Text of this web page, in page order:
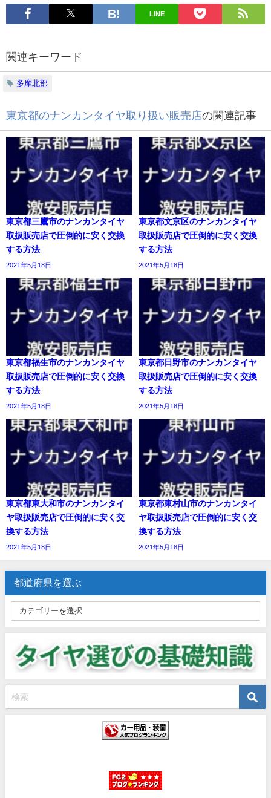
LINE
関連キーワード
多摩北部
東京都のナンカンタイヤ取り扱い販売店の関連記事
東京都三鷹市のナンカンタイヤ
取扱販売店で圧倒的に安く交換
する方法
2021年5月18日
東京都文京区のナンカンタイヤ
取扱販売店で圧倒的に安く交換
する方法
2021年5月18日
東京都福生市のナンカンタイヤ
取扱販売店で圧倒的に安く交換
する方法
2021年5月18日
東京都日野市のナンカンタイヤ
取扱販売店で圧倒的に安く交換
する方法
2021年5月18日
東京都東大和市のナンカンタイ
ヤ取扱販売店で圧倒的に安く交
換する方法
2021年5月18日
東京都東村山市のナンカンタイ
ヤ取扱販売店で圧倒的に安く交
換する方法
2021年5月18日
都道府県を選ぶ